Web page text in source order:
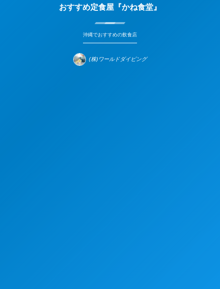
おすすめ定食屋『かね食堂』
沖縄でおすすめの飲食店
(株)ワールドダイビング